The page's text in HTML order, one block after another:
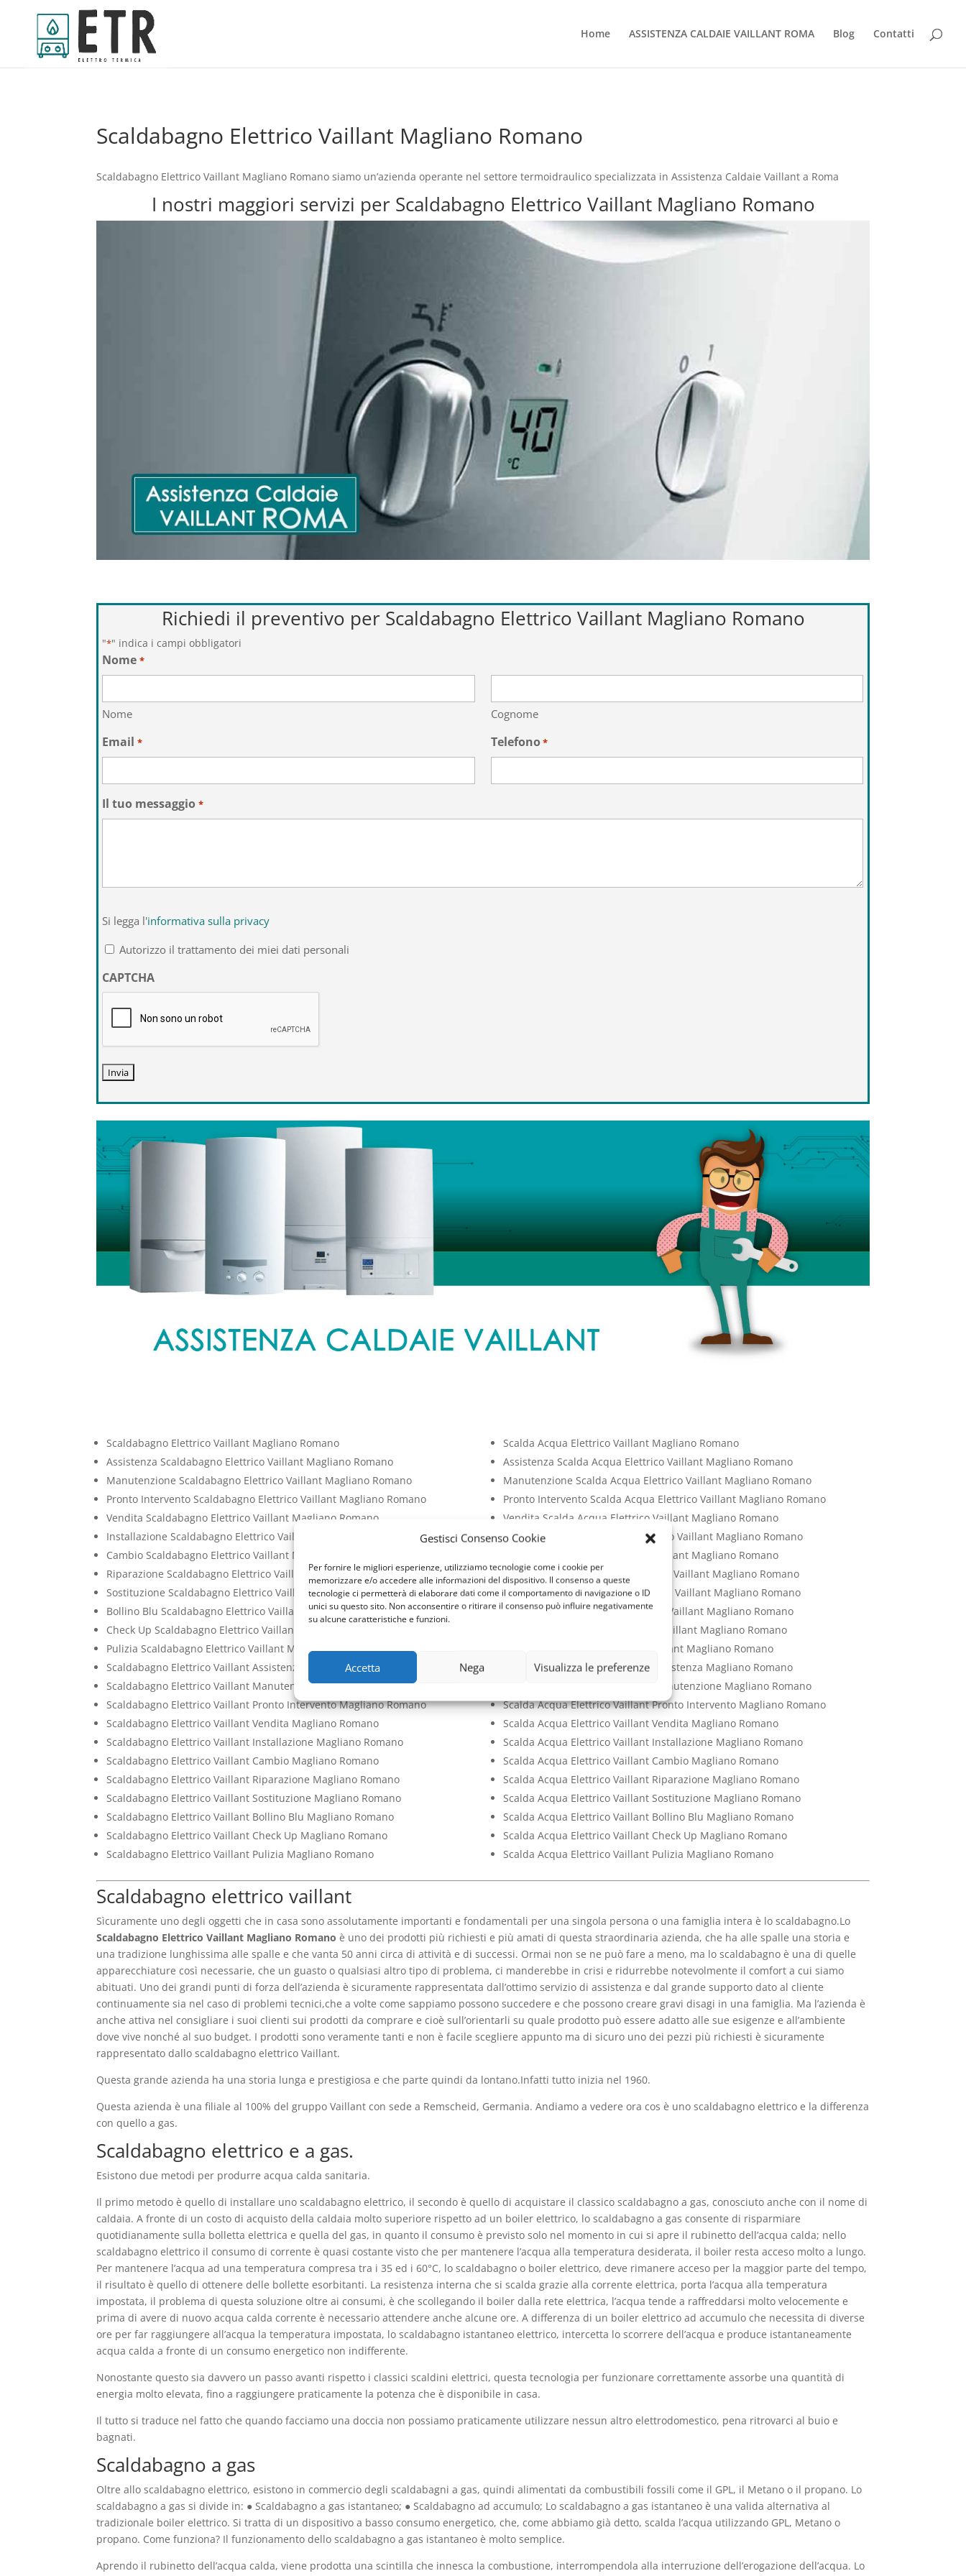
Gestisci Consenso Cookie
Per fornire le migliori esperienze, utilizziamo tecnologie come i cookie per
memorizzare e/o accedere alle informazioni del dispositivo. Il consenso a queste
tecnologie ci permetterà di elaborare dati come il comportamento di navigazione o ID
unici su questo sito. Non acconsentire o ritirare il consenso può influire negativamente
su alcune caratteristiche e funzioni.
Accetta Nega Visualizza le preferenze
Home ASSISTENZA CALDAIE VAILLANT ROMA Blog Contatti
Scaldabagno Elettrico Vaillant Magliano Romano
Scaldabagno Elettrico Vaillant Magliano Romano siamo un’azienda operante nel settore termoidraulico specializzata in Assistenza Caldaie Vaillant a Roma
I nostri maggiori servizi per Scaldabagno Elettrico Vaillant Magliano Romano
Richiedi il preventivo per Scaldabagno Elettrico Vaillant Magliano Romano
"*" indica i campi obbligatori
Nome *
Nome Cognome
Email * Telefono*
Il tuo messaggio *
legga
l'informativa
privacy
*
Si legga l'informativa sulla privacy
Autorizzo il trattamento dei miei dati personali
CAPTCHA
Scaldabagno Elettrico Vaillant Magliano Romano
Assistenza Scaldabagno Elettrico Vaillant Magliano Romano
Manutenzione Scaldabagno Elettrico Vaillant Magliano Romano
Pronto Intervento Scaldabagno Elettrico Vaillant Magliano Romano
Vendita Scaldabagno Elettrico Vaillant Magliano Romano
Installazione Scaldabagno Elettrico Vaillant Magliano Romano
Cambio Scaldabagno Elettrico Vaillant Magliano Romano
Riparazione Scaldabagno Elettrico Vaillant Magliano Romano
Sostituzione Scaldabagno Elettrico Vaillant Magliano Romano
Bollino Blu Scaldabagno Elettrico Vaillant Magliano Romano
Check Up Scaldabagno Elettrico Vaillant Magliano Romano
Pulizia Scaldabagno Elettrico Vaillant Magliano Romano
Scaldabagno Elettrico Vaillant Assistenza Magliano Romano
Scaldabagno Elettrico Vaillant Manutenzione Magliano Romano
Scaldabagno Elettrico Vaillant Pronto Intervento Magliano Romano
Scaldabagno Elettrico Vaillant Vendita Magliano Romano
Scaldabagno Elettrico Vaillant Installazione Magliano Romano
Scaldabagno Elettrico Vaillant Cambio Magliano Romano
Scaldabagno Elettrico Vaillant Riparazione Magliano Romano
Scaldabagno Elettrico Vaillant Sostituzione Magliano Romano
Scaldabagno Elettrico Vaillant Bollino Blu Magliano Romano
Scaldabagno Elettrico Vaillant Check Up Magliano Romano
Scaldabagno Elettrico Vaillant Pulizia Magliano Romano
Scalda Acqua Elettrico Vaillant Magliano Romano
Assistenza Scalda Acqua Elettrico Vaillant Magliano Romano
Manutenzione Scalda Acqua Elettrico Vaillant Magliano Romano
Pronto Intervento Scalda Acqua Elettrico Vaillant Magliano Romano
Vendita Scalda Acqua Elettrico Vaillant Magliano Romano
Installazione Scalda Acqua Elettrico Vaillant Magliano Romano
Cambio Scalda Acqua Elettrico Vaillant Magliano Romano
Riparazione Scalda Acqua Elettrico Vaillant Magliano Romano
Sostituzione Scalda Acqua Elettrico Vaillant Magliano Romano
Bollino Blu Scalda Acqua Elettrico Vaillant Magliano Romano
Check Up Scalda Acqua Elettrico Vaillant Magliano Romano
Pulizia Scalda Acqua Elettrico Vaillant Magliano Romano
Scalda Acqua Elettrico Vaillant Assistenza Magliano Romano
Scalda Acqua Elettrico Vaillant Manutenzione Magliano Romano
Scalda Acqua Elettrico Vaillant Pronto Intervento Magliano Romano
Scalda Acqua Elettrico Vaillant Vendita Magliano Romano
Scalda Acqua Elettrico Vaillant Installazione Magliano Romano
Scalda Acqua Elettrico Vaillant Cambio Magliano Romano
Scalda Acqua Elettrico Vaillant Riparazione Magliano Romano
Scalda Acqua Elettrico Vaillant Sostituzione Magliano Romano
Scalda Acqua Elettrico Vaillant Bollino Blu Magliano Romano
Scalda Acqua Elettrico Vaillant Check Up Magliano Romano
Scalda Acqua Elettrico Vaillant Pulizia Magliano Romano
Scaldabagno elettrico vaillant
Sìcuramente uno degli oggetti che in casa sono assolutamente importanti e fondamentali per una singola persona o una famiglia intera è lo scaldabagno.Lo
Scaldabagno Elettrico Vaillant Magliano Romano è uno dei prodotti più richiesti e più amati di questa straordinaria azienda, che ha alle spalle una storia e
una tradizione lunghissima alle spalle e che vanta 50 anni circa di attività e di successi. Ormai non se ne può fare a meno, ma lo scaldabagno è una di quelle
apparecchiature così necessarie, che un guasto o qualsiasi altro tipo di problema, ci manderebbe in crisi e ridurrebbe notevolmente il comfort a cui siamo
abituati. Uno dei grandi punti di forza dell’azienda è sicuramente rappresentata dall’ottimo servizio di assistenza e dal grande supporto dato al cliente
continuamente sia nel caso di problemi tecnici,che a volte come sappiamo possono succedere e che possono creare gravi disagi in una famiglia. Ma l’azienda è
anche attiva nel consigliare i suoi clienti sui prodotti da comprare e cioè sull’orientarli su quale prodotto può essere adatto alle sue esigenze e all’ambiente
dove vive nonché al suo budget. I prodotti sono veramente tanti e non è facile scegliere appunto ma di sicuro uno dei pezzi più richiesti è sicuramente
rappresentato dallo scaldabagno elettrico Vaillant.
Questa grande azienda ha una storia lunga e prestigiosa e che parte quindi da lontano.Infatti tutto inizia nel 1960.
Questa azienda è una filiale al 100% del gruppo Vaillant con sede a Remscheid, Germania. Andiamo a vedere ora cos è uno scaldabagno elettrico e la differenza
con quello a gas.
Scaldabagno elettrico e a gas.
Esistono due metodi per produrre acqua calda sanitaria.
Il primo metodo è quello di installare uno scaldabagno elettrico, il secondo è quello di acquistare il classico scaldabagno a gas, conosciuto anche con il nome di
caldaia. A fronte di un costo di acquisto della caldaia molto superiore rispetto ad un boiler elettrico, lo scaldabagno a gas consente di risparmiare
quotidianamente sulla bolletta elettrica e quella del gas, in quanto il consumo è previsto solo nel momento in cui si apre il rubinetto dell’acqua calda; nello
scaldabagno elettrico il consumo di corrente è quasi costante visto che per mantenere l’acqua alla temperatura desiderata, il boiler resta acceso molto a lungo.
Per mantenere l’acqua ad una temperatura compresa tra i 35 ed i 60°C, lo scaldabagno o boiler elettrico, deve rimanere acceso per la maggior parte del tempo,
il risultato è quello di ottenere delle bollette esorbitanti. La resistenza interna che si scalda grazie alla corrente elettrica, porta l’acqua alla temperatura
impostata, il problema di questa soluzione oltre ai consumi, è che scollegando il boiler dalla rete elettrica, l’acqua tende a raffreddarsi molto velocemente e
prima di avere di nuovo acqua calda corrente è necessario attendere anche alcune ore. A differenza di un boiler elettrico ad accumulo che necessita di diverse
ore per far raggiungere all’acqua la temperatura impostata, lo scaldabagno istantaneo elettrico, intercetta lo scorrere dell’acqua e produce istantaneamente
acqua calda a fronte di un consumo energetico non indifferente.
Nonostante questo sia davvero un passo avanti rispetto i classici scaldini elettrici, questa tecnologia per funzionare correttamente assorbe una quantità di
energia molto elevata, fino a raggiungere praticamente la potenza che è disponibile in casa.
Il tutto si traduce nel fatto che quando facciamo una doccia non possiamo praticamente utilizzare nessun altro elettrodomestico, pena ritrovarci al buio e
bagnati.
Scaldabagno a gas
Oltre allo scaldabagno elettrico, esistono in commercio degli scaldabagni a gas, quindi alimentati da combustibili fossili come il GPL, il Metano o il propano. Lo
scaldabagno a gas si divide in: ● Scaldabagno a gas istantaneo; ● Scaldabagno ad accumulo; Lo scaldabagno a gas istantaneo è una valida alternativa al
tradizionale boiler elettrico. Si tratta di un dispositivo a basso consumo energetico, che, come abbiamo già detto, scalda l’acqua utilizzando GPL, Metano o
propano. Come funziona? Il funzionamento dello scaldabagno a gas istantaneo è molto semplice.
Aprendo il rubinetto dell’acqua calda, viene prodotta una scintilla che innesca la combustione, interrompendola alla interruzione dell’erogazione dell’acqua. Lo